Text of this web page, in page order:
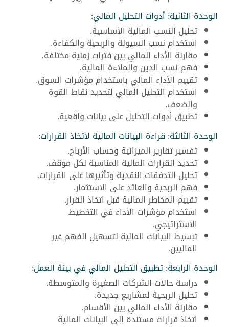
الوحدة الثانية: أدوات التحليل المالي:
تحليل النسب المالية الأساسية.
استخدام نسب السيولة والربحية والكفاءة.
مقارنة الأداء المالي بين فترات زمنية مختلفة.
فهم نسب الدين والملاءة المالية.
تقييم الأداء المالي باستخدام مؤشرات السوق.
استخدام التحليل المالي لتحديد نقاط القوة
والضعف.
تطبيق أدوات التحليل على بيانات واقعية.
الوحدة الثالثة: قراءة البيانات المالية لاتخاذ القرارات:
تفسير تقارير الميزانية وحساب الأرباح.
تحديد القرارات المالية المناسبة لكل موقف.
تحليل التدفقات النقدية وتأثيرها على القرارات.
فهم الربحية والعائد على الاستثمار.
تقييم المخاطر المالية قبل اتخاذ القرار.
استخدام مؤشرات الأداء في التخطيط
الاستراتيجي.
تبسيط البيانات المالية لتسهيل الفهم غير
الماليين.
الوحدة الرابعة: تطبيق التحليل المالي في بيئة العمل:
دراسة حالات الشركات الصغيرة والمتوسطة.
تحليل الربحية لمشاريع جديدة.
مقارنة الأداء المالي بين الأقسام.
اتخاذ قرارات مستندة إلى البيانات المالية